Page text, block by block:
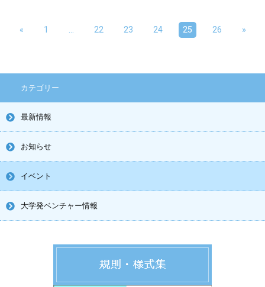
« 1 … 22 23 24 25 26 »
カテゴリー
最新情報
お知らせ
イベント
大学発ベンチャー情報